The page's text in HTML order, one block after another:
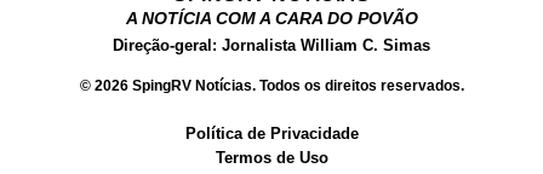
A NOTÍCIA COM A CARA DO POVÃO
Direção-geral: Jornalista William C. Simas
© 2026 SpingRV Notícias. Todos os direitos reservados.
Política de Privacidade
Termos de Uso